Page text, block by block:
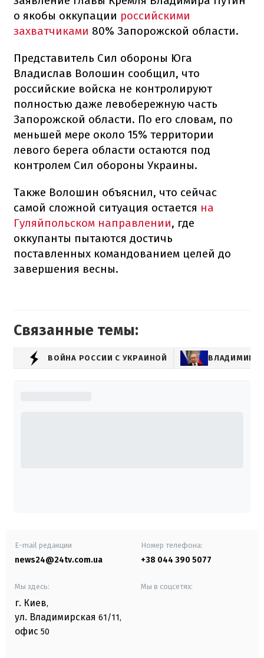
о якобы оккупации российскими
захватчиками 80% Запорожской области.
Представитель Сил обороны Юга
Владислав Волошин сообщил, что
российские войска не контролируют
полностью даже левобережную часть
Запорожской области. По его словам, по
меньшей мере около 15% территории
левого берега области остаются под
контролем Сил обороны Украины.
Также Волошин объяснил, что сейчас
самой сложной ситуация остается на
Гуляйпольском направлении, где
оккупанты пытаются достичь
поставленных командованием целей до
завершения весны.
Связанные темы:
ВОЙНА РОССИИ С УКРАИНОЙ ВЛАДИМИР
E-mail редакции
news24@24tv.com.ua
Номер телефона:
+38 044 390 5077
Мы здесь:
г. Киев,
ул. Владимирская 61/11,
офис 50
Мы в соцсетях: